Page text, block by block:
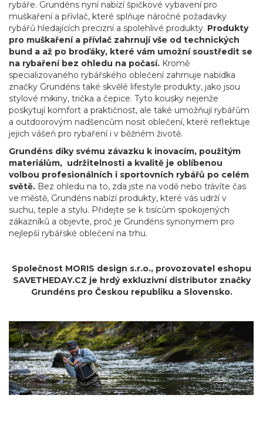
rybáře. Grundéns nyní nabízí špičkové vybavení pro
muškaření a přívlač, které splňuje náročné požadavky
rybářů hledajících precizní a spolehlivé produkty. Produkty
pro muškaření a přívlač zahrnují vše od technických
bund a až po broďáky, které vám umožní soustředit se
na rybaření bez ohledu na počasí. Kromě
specializovaného rybářského oblečení zahrnuje nabídka
značky Grundéns také skvělé lifestyle produkty, jako jsou
stylové mikiny, trička a čepice. Tyto kousky nejenže
poskytují komfort a praktičnost, ale také umožňují rybářům
a outdoorovým nadšencům nosit oblečení, které reflektuje
jejich vášeň pro rybaření i v běžném životě.
Grundéns díky svému závazku k inovacím, použitým
materiálům, udržitelnosti a kvalitě je oblíbenou
volbou profesionálních i sportovních rybářů po celém
světě. Bez ohledu na to, zda jste na vodě nebo trávíte čas
ve městě, Grundéns nabízí produkty, které vás udrží v
suchu, teple a stylu. Přidejte se k tisícům spokojených
zákazníků a objevte, proč je Grundéns synonymem pro
nejlepší rybářské oblečení na trhu.
Společnost MORIS design s.r.o., provozovatel eshopu
SAVETHEDAY.CZ je hrdý exkluzivní distributor značky
Grundéns pro Českou republiku a Slovensko.